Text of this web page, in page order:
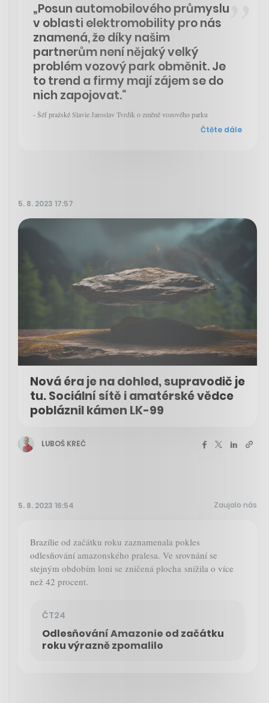
„Posun automobilového průmyslu
v oblasti elektromobility pro nás
znamená, že díky našim
partnerům není nějaký velký
problém vozový park obměnit. Je
to trend a firmy mají zájem se do
nich zapojovat.“
- Šéf pražské Slavie Jaroslav Tvrdík o změně vozového parku
Čtěte dále
5. 8. 2023 17:57
Nová éra je na dohled, supravodič je
tu. Sociální sítě i amatérské vědce
pobláznil kámen LK-99
LUBOŠ KREČ
5. 8. 2023 16:54 Zaujalo nás
Brazílie od začátku roku zaznamenala pokles
odlesňování amazonského pralesa. Ve srovnání se
stejným obdobím loni se zničená plocha snížila o více
než 42 procent.
ČT24
Odlesňování Amazonie od začátku
roku výrazně zpomalilo